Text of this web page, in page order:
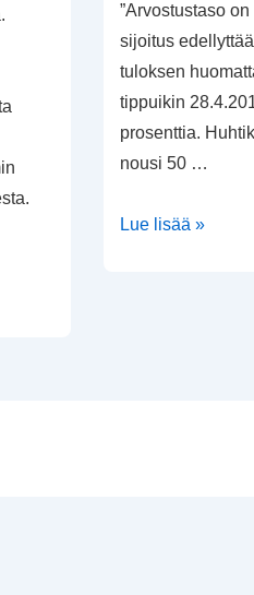
”Arvostustaso
sijoitus
tuloksen
tippuikin
prosenttia.
nousi 50 …
Netflixin
Lue lisää »